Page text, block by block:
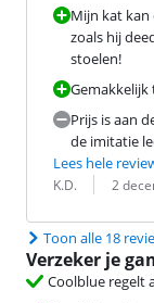
Mijn kat kan
zoals hij
stoelen!
Prijs is aan
de imitatie
Lees hele
Beoordeling door:
K.D.
Datum: 2
Toon alle 18
Verzeker je
Coolblue regelt